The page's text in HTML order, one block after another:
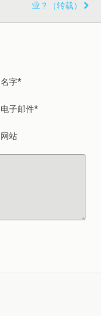
业？（转载）
名字*
电子邮件*
网站